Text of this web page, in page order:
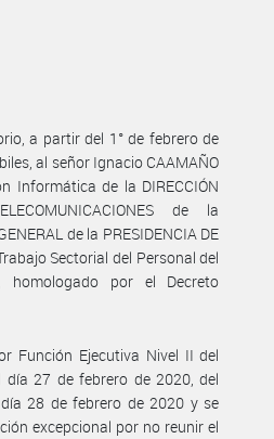
a partir del 1° de febrero de
al señor Ignacio CAAMAÑO
Informática de la DIRECCIÓN
de la
de la PRESIDENCIA DE
Sectorial del Personal del
homologado por el Decreto
Función Ejecutiva Nivel II del
27 de febrero de 2020, del
28 de febrero de 2020 y se
excepcional por no reunir el